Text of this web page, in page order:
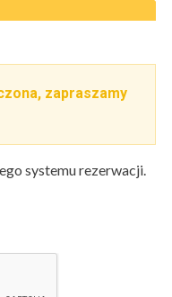
zapraszamy
systemu rezerwacji.